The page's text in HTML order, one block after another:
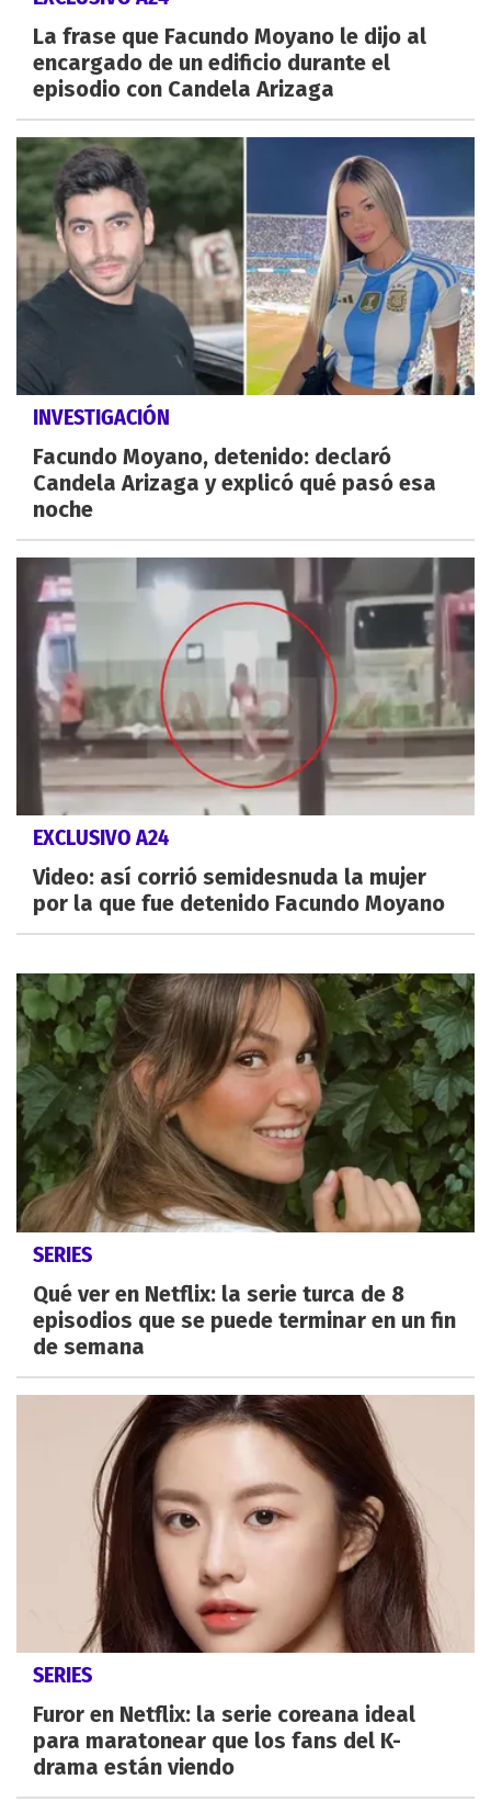
La frase que Facundo Moyano le dijo al
encargado de un edificio durante el
episodio con Candela Arizaga
INVESTIGACIÓN
Facundo Moyano, detenido: declaró
Candela Arizaga y explicó qué pasó esa
noche
EXCLUSIVO A24
Video: así corrió semidesnuda la mujer
por la que fue detenido Facundo Moyano
SERIES
Qué ver en Netflix: la serie turca de 8
episodios que se puede terminar en un fin
de semana
SERIES
Furor en Netflix: la serie coreana ideal
para maratonear que los fans del K-
drama están viendo